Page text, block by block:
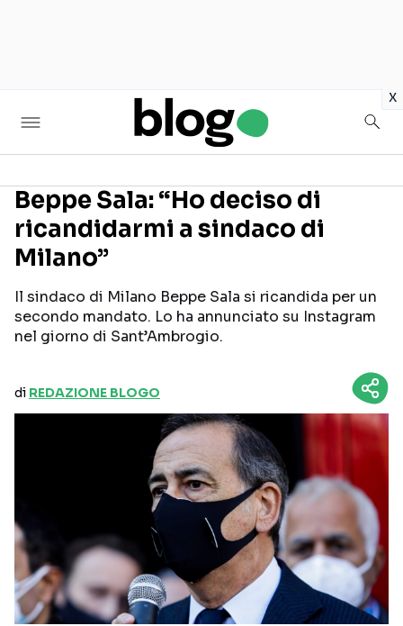
x
Seguici sui social
Beppe Sala: “Ho deciso di
ricandidarmi a sindaco di
Milano”
Il sindaco di Milano Beppe Sala si ricandida per un
secondo mandato. Lo ha annunciato su Instagram
nel giorno di Sant’Ambrogio.
di REDAZIONE BLOGO